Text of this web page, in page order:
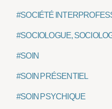
#SOCIÉTÉ
#SOCIOLOGUE,
#SOIN
#SOIN PRÉSENTIEL
#SOIN PSYCHIQUE